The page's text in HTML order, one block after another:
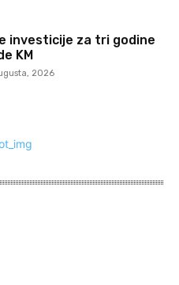
investicije za tri godine
KM
2026